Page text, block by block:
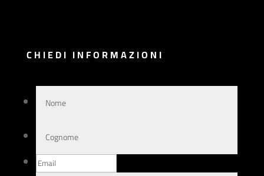
CHIEDI INFORMAZIONI